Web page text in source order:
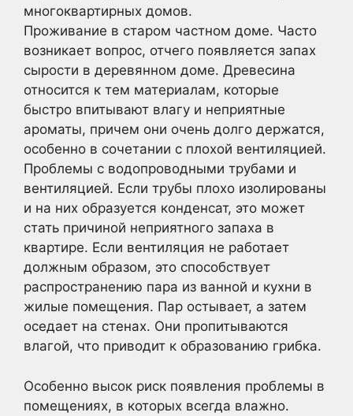
многоквартирных домов.
Проживание в старом частном доме. Часто
возникает вопрос, отчего появляется запах
сырости в деревянном доме. Древесина
относится к тем материалам, которые
быстро впитывают влагу и неприятные
ароматы, причем они очень долго держатся,
особенно в сочетании с плохой вентиляцией.
Проблемы с водопроводными трубами и
вентиляцией. Если трубы плохо изолированы
и на них образуется конденсат, это может
стать причиной неприятного запаха в
квартире. Если вентиляция не работает
должным образом, это способствует
распространению пара из ванной и кухни в
жилые помещения. Пар остывает, а затем
оседает на стенах. Они пропитываются
влагой, что приводит к образованию грибка.
Особенно высок риск появления проблемы в
помещениях, в которых всегда влажно.